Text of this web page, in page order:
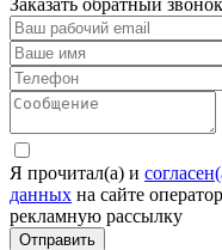
Я прочитал(а) и
данных на сайте
рекламную рассылку
Отправить